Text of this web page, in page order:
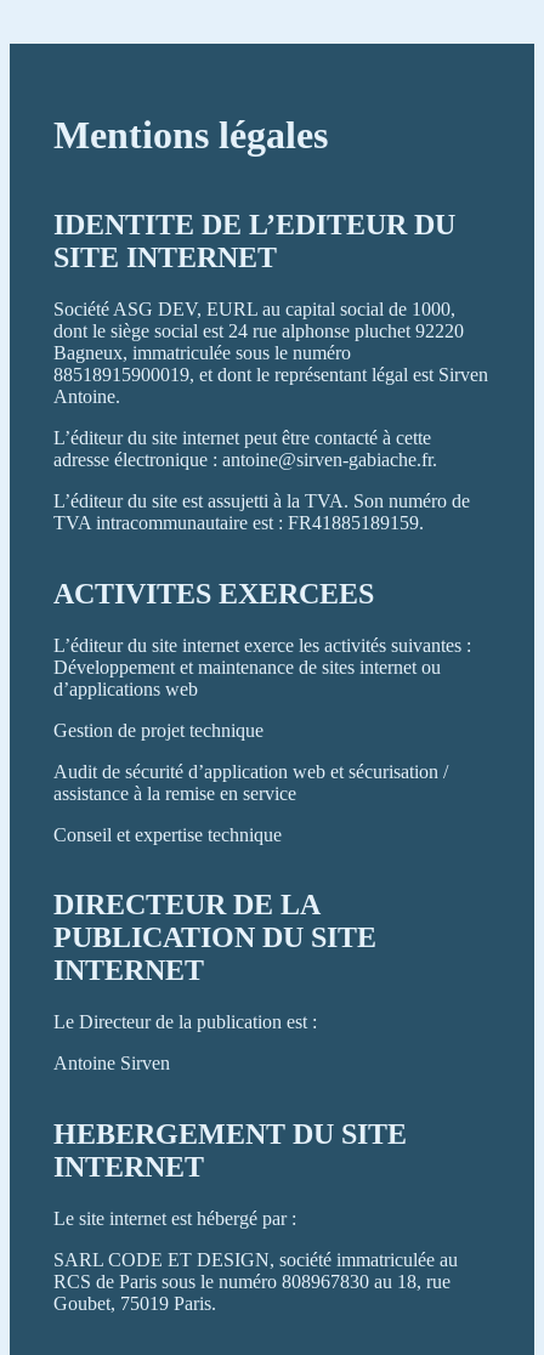
Mentions légales
IDENTITE DE L’EDITEUR DU
SITE INTERNET
Société ASG DEV, EURL au capital social de 1000,
dont le siège social est 24 rue alphonse pluchet 92220
Bagneux, immatriculée sous le numéro
88518915900019, et dont le représentant légal est Sirven
Antoine.
L’éditeur du site internet peut être contacté à cette
adresse électronique : antoine@sirven-gabiache.fr.
L’éditeur du site est assujetti à la TVA. Son numéro de
TVA intracommunautaire est : FR41885189159.
ACTIVITES EXERCEES
L’éditeur du site internet exerce les activités suivantes :
Développement et maintenance de sites internet ou
d’applications web
Gestion de projet technique
Audit de sécurité d’application web et sécurisation /
assistance à la remise en service
Conseil et expertise technique
DIRECTEUR DE LA
PUBLICATION DU SITE
INTERNET
Le Directeur de la publication est :
Antoine Sirven
HEBERGEMENT DU SITE
INTERNET
Le site internet est hébergé par :
SARL CODE ET DESIGN, société immatriculée au
RCS de Paris sous le numéro 808967830 au 18, rue
Goubet, 75019 Paris.